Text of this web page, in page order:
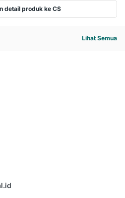
detail produk ke CS
Lihat Semua